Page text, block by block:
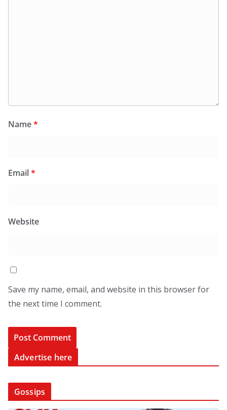
Name*
Email*
Website
Save my name, email, and website in this browser for
the next time I comment.
Advertise here
Gossips